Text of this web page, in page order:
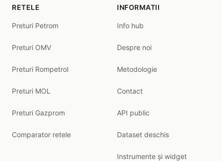
RETELE
Preturi Petrom
Preturi OMV
Preturi Rompetrol
Preturi MOL
Preturi Gazprom
Comparator retele
INFORMATII
Info hub
Despre noi
Metodologie
Contact
API public
Dataset deschis
Instrumente și widget